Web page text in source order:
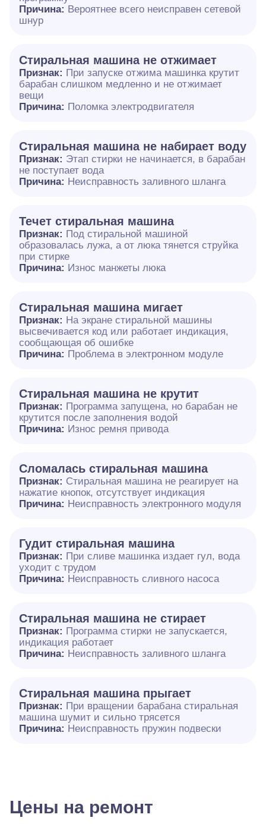
Причина: Вероятнее всего неисправен сетевой
шнур
Стиральная машина не отжимает
Признак: При запуске отжима машинка крутит
барабан слишком медленно и не отжимает
вещи
Причина: Поломка электродвигателя
Стиральная машина не набирает воду
Признак: Этап стирки не начинается, в барабан
не поступает вода
Причина: Неисправность заливного шланга
Течет стиральная машина
Признак: Под стиральной машиной
образовалась лужа, а от люка тянется струйка
при стирке
Причина: Износ манжеты люка
Стиральная машина мигает
Признак: На экране стиральной машины
высвечивается код или работает индикация,
сообщающая об ошибке
Причина: Проблема в электронном модуле
Стиральная машина не крутит
Признак: Программа запущена, но барабан не
крутится после заполнения водой
Причина: Износ ремня привода
Сломалась стиральная машина
Признак: Стиральная машина не реагирует на
нажатие кнопок, отсутствует индикация
Причина: Неисправность электронного модуля
Гудит стиральная машина
Признак: При сливе машинка издает гул, вода
уходит с трудом
Причина: Неисправность сливного насоса
Стиральная машина не стирает
Признак: Программа стирки не запускается,
индикация работает
Причина: Неисправность заливного шланга
Стиральная машина прыгает
Признак: При вращении барабана стиральная
машина шумит и сильно трясется
Причина: Неисправность пружин подвески
Цены на ремонт